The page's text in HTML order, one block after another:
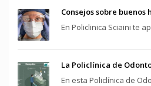
Consejos sobre buenos
En Policlinica Sciaini te
La Policlínica de
En esta Policlínica de